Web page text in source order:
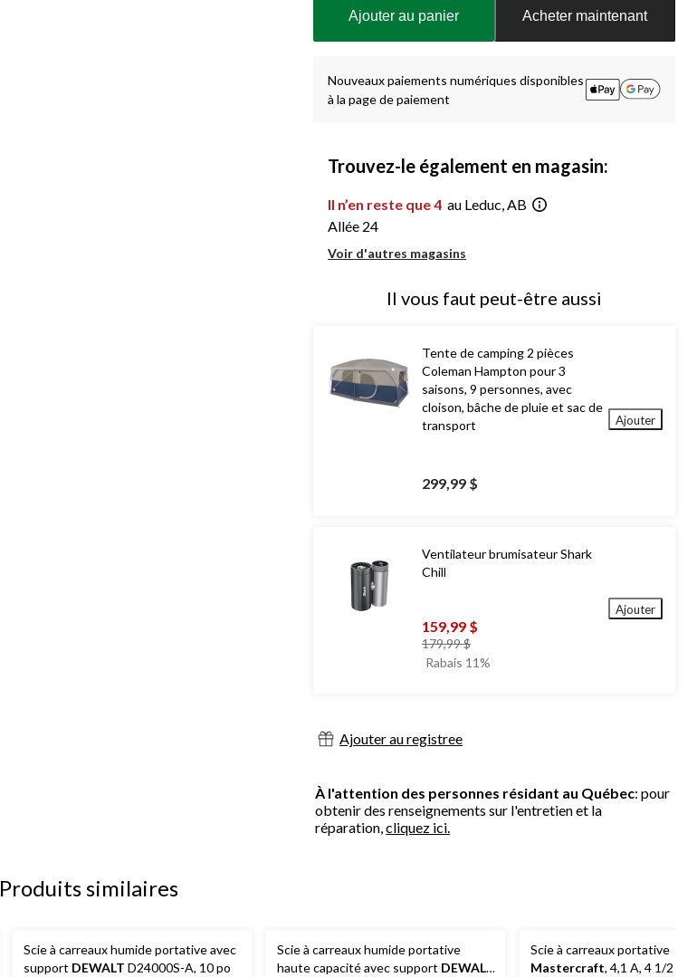
Ajouter au panier Acheter maintenant
Nouveaux paiements numériques disponibles
à la page de paiement
Trouvez-le également en magasin:
Il n’en reste que 4 au Leduc, AB
Allée 24
Voir d'autres magasins
Il vous faut peut-être aussi
Tente de camping 2 pièces
Coleman Hampton pour 3
saisons, 9 personnes, avec
cloison, bâche de pluie et sac de
transport
299,99 $
Ajouter
Ventilateur brumisateur Shark
Chill
159,99 $
179,99 $prix
était
Rabais 11%
Ajouter
Ajouter au registree
À l'attention des personnes résidant au Québec: pour
obtenir des renseignements sur l'entretien et la
réparation,cliquez ici.
Produits similaires
Scie à carreaux humide portative avec
support DEWALT D24000S-A, 10 po
Scie à carreaux humide portative
haute capacité avec support DEWALT
Scie à carreaux portative
Mastercraft, 4,1 A, 4 1/2 po